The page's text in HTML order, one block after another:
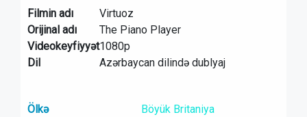
Filmin adı
Virtuoz
Orijinal adı
The Piano Player
Videokeyfiyyət1080p
Dil
Azərbaycan dilində dublyaj
Ölkə
Böyük Britaniya